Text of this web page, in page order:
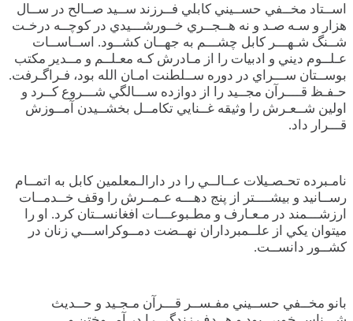
اســتاد مخــفي حســيني کابلي فــرزند ســيد صــالح در ســال
هزار و سـه صـد و نه هــجــري خــورشـــيدي در کوچــه درخـت
شــنگ شـهـــر کابل چشـــم به جهــان کشــود. اســاســات
عـلــوم ديني و ادبيات را از مـادرش کـه معـلــم و مــدير مکتب
بوســتان ســـراي در دوره ســلطنت امـان الله بود، فـراگـرفت.
حـفـظ قــــرآن مجــيد را از دوازده ســـالگي شـــروع کــرد و
اولين شــعـرش را وثيقه غــنايي تکامــل بخشــيدن آمــوزش
قـــرار داد.
نامـبرده تحـصـيلات عــالــي را در دارالـمعلمين کابل به اتمــام
رســانيد و بيشــــتر از پنج دهـــه عـمــرش را وقف خــدمــات
ارزشـــمند در مـعـارف و مطـبوعـــات افغانســتان کرد. او را
ميتوان يکي از علــمبرداران نهــضت دمــوکراســـي زنان در
کشــور دانســت.
بانو مخــفي حســيني مفـســر قـــرآن مـجـيد و حــديث